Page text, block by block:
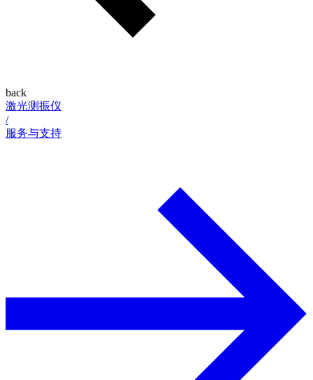
back
激光测振仪
/
服务与支持